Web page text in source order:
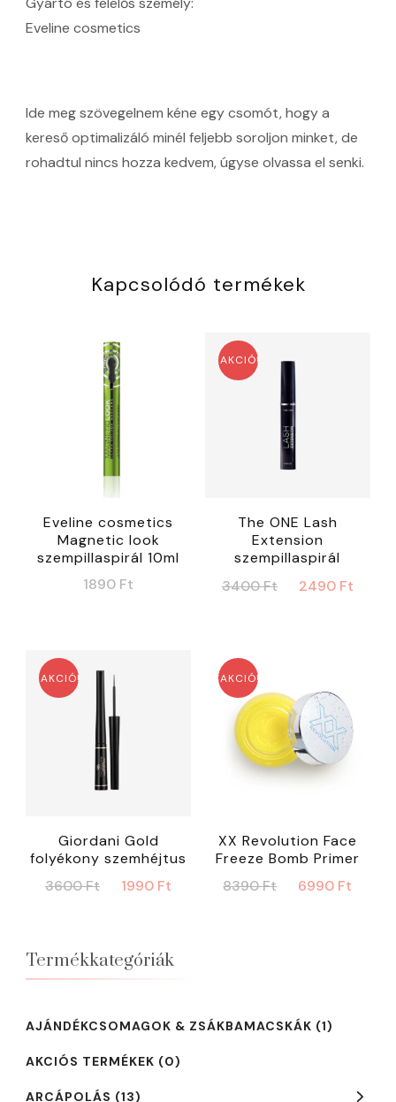
Eveline cosmetics
Ide meg szövegelnem kéne egy csomót, hogy a
kereső optimalizáló minél feljebb soroljon minket, de
rohadtul nincs hozza kedvem, úgyse olvassa el senki.
Kapcsolódó termékek
Eveline cosmetics
Magnetic look
szempillaspirál 10ml
1890 Ft
AKCIÓ!
The ONE Lash
Extension
szempillaspirál
3400Ft
Original
2490 Ft
AKCIÓ!
Giordani Gold
folyékony szemhéjtus
3600Ft
Original
1990 Ft
Current
AKCIÓ!
XX Revolution Face
Freeze Bomb Primer
8390Ft
Original
6990 Ft
Termékkategóriák
AJÁNDÉKCSOMAGOK & ZSÁKBAMACSKÁK (1)
AKCIÓS TERMÉKEK (0)
ARCÁPOLÁS (13)